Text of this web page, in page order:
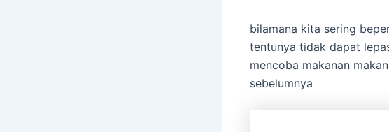
bilamana kita sering
tentunya tidak dapat
mencoba makanan
sebelumnya